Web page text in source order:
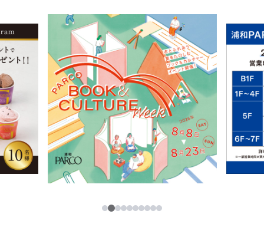
レストラン・カフェ
TAX FREE
PARCOメンバーズ
JP
ภาษาไทย
123456789